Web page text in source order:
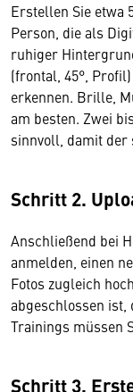
Erstellen Sie etwa
Person, die als
ruhiger
(frontal, 45°,
erkennen. Brille,
am besten. Zwei
sinnvoll, damit der
Schritt 2.
Anschließend bei
anmelden, einen
Fotos zugleich
abgeschlossen ist,
Trainings müssen
Schritt 3.